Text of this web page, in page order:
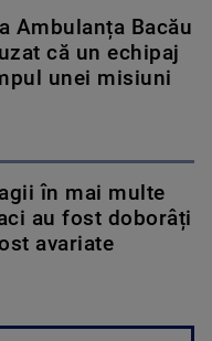
Ambulanța Bacău
că un echipaj
unei misiuni
în mai multe
au fost doborâți
avariate